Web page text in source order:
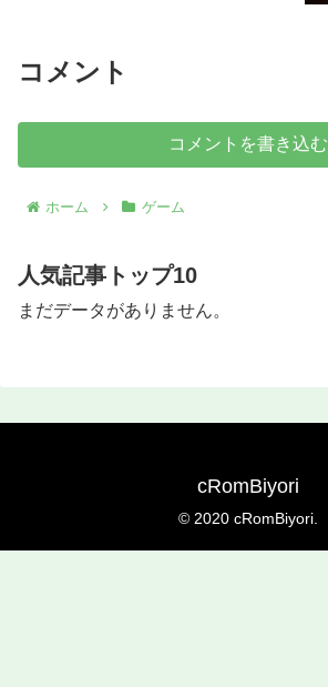
コメント
コメントを書き込む
ホーム ゲーム
人気記事トップ10
まだデータがありません。
cRomBiyori
© 2020 cRomBiyori.